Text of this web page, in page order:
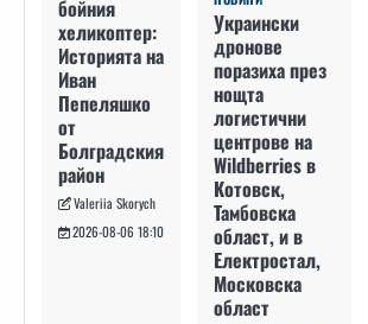
бойния
хеликоптер:
Историята на
Иван
Пепеляшко
от
Болградския
район
Valeriia Skorych
2026-08-06 18:10
Украински
дронове
поразиха през
нощта
логистични
центрове на
Wildberries в
Котовск,
Тамбовска
област, и в
Електростал,
Московска
област